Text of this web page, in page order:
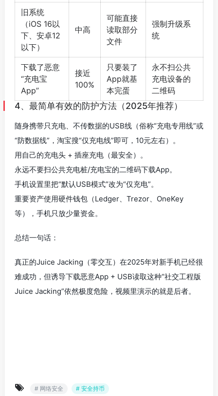
旧系统
（iOS 16以
下、安卓12
以下）
中高
可能直接
读取部分
文件
强制升级系
统
下载了恶意
“充电宝
App”
接近
100%
只要装了
App就基
本完蛋
永不扫公共
充电设备的
二维码
4、最简单有效的防护方法（2025年推荐）
随身携带只充电、不传数据的USB线（俗称“充电专用线”或
“防数据线”，淘宝搜“仅充电线”即可，10元左右）。
用自己的充电头 + 插座充电（最安全）。
永远不要扫公共充电桩/充电宝的二维码下载App。
手机设置里把“默认USB模式”改为“仅充电”。
重要资产使用硬件钱包（Ledger、Trezor、OneKey
等），手机只放少量资金。
总结一句话：
真正的Juice Jacking（零交互）在2025年对新手机已经很
难成功，但诱导下载恶意App + USB读取这种“社交工程版
Juice Jacking”依然极度危险，视频里演示的就是后者。
# 网络安全 # 安全持币